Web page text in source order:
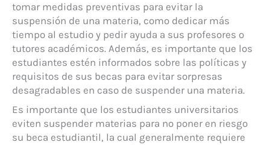
tomar medidas preventivas para evitar la
suspensión de una materia, como dedicar más
tiempo al estudio y pedir ayuda a sus profesores o
tutores académicos. Además, es importante que los
estudiantes estén informados sobre las políticas y
requisitos de sus becas para evitar sorpresas
desagradables en caso de suspender una materia.
Es importante que los estudiantes universitarios
eviten suspender materias para no poner en riesgo
su beca estudiantil, la cual generalmente requiere